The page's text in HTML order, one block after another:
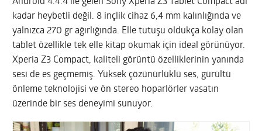
kadar heybetli değil. 8 inçlik cihaz 6,4 mm kalınlığında ve
yalnızca 270 gr ağırlığında. Elle tutuşu oldukça kolay olan
tablet özellikle tek elle kitap okumak için ideal görünüyor.
Xperia Z3 Compact, kaliteli görüntü özelliklerinin yanında
sesi de es geçmemiş. Yüksek çözünürlüklü ses, gürültü
önleme teknolojisi ve ön stereo hoparlörler vasatın
üzerinde bir ses deneyimi sunuyor.